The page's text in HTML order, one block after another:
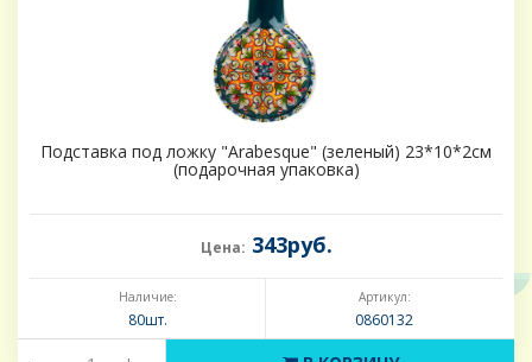
Подставка под ложку "Arabesque" (зеленый) 23*10*2см
(подарочная упаковка)
Цена: 343руб.
Наличие:
80шт.
Артикул:
0860132